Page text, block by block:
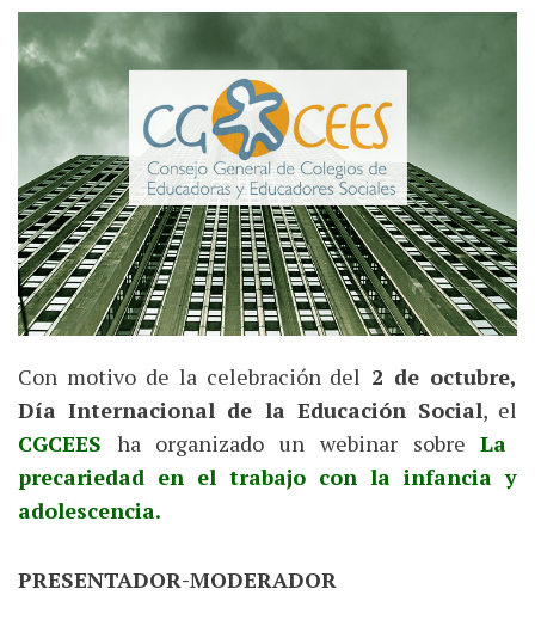
Con motivo de la celebración del 2 de octubre,
Día Internacional de la Educación Social, el
CGCEES ha organizado un webinar sobreLa
precariedad en el trabajo con la infancia y
adolescencia.
PRESENTADOR-MODERADOR